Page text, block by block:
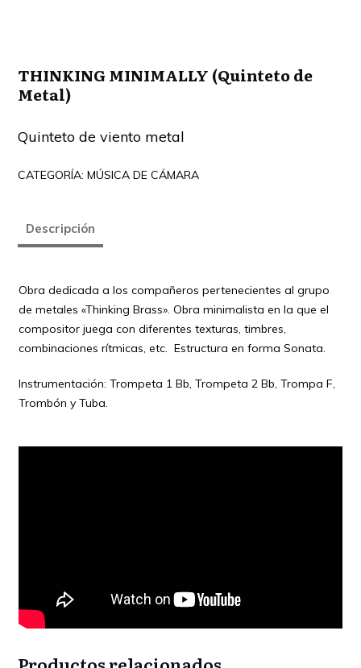
THINKING MINIMALLY (Quinteto de
Metal)
Quinteto de viento metal
CATEGORÍA: MÚSICA DE CÁMARA
Descripción
Obra dedicada a los compañeros pertenecientes al grupo
de metales «Thinking Brass». Obra minimalista en la que el
compositor juega con diferentes texturas, timbres,
combinaciones rítmicas, etc. Estructura en forma Sonata.
Instrumentación: Trompeta 1 Bb, Trompeta 2 Bb, Trompa F,
Trombón y Tuba.